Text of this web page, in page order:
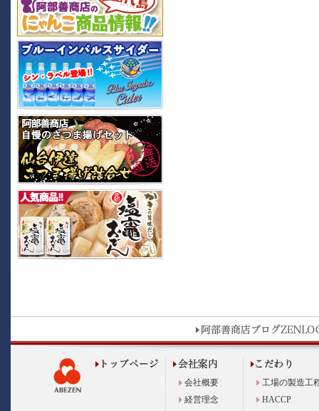
会社概要
経営理念
工場の製造工
HACCP